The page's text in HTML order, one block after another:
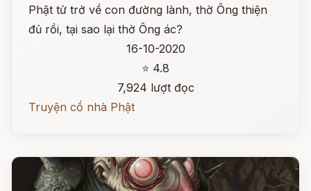
Phật tử trở về con đường lành, thờ Ông thiện
đủ rồi, tại sao lại thờ Ông ác?
16-10-2020
⭐ 4.8
7,924 lượt đọc
Truyện cổ nhà Phật